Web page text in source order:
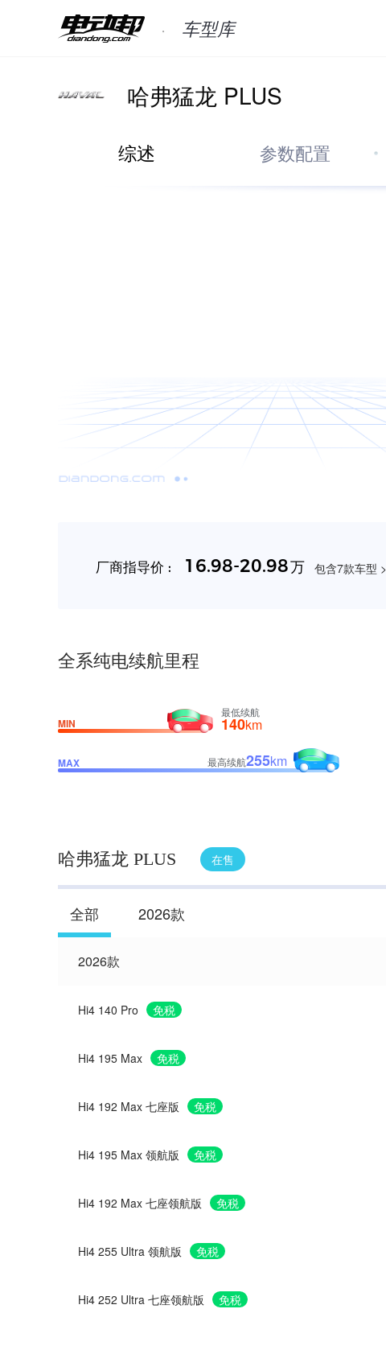
车型库
哈弗猛龙 PLUS
综述 参数配置
厂商指导价 : 16.98-20.98万 包含7款车型 >
全系纯电续航里程
MIN
最低续航
140km
MAX 最高续航255km
哈弗猛龙 PLUS 在售
全部 2026款
2026款
Hi4 140 Pro 免税
Hi4 195 Max 免税
Hi4 192 Max 七座版 免税
Hi4 195 Max 领航版 免税
Hi4 192 Max 七座领航版 免税
Hi4 255 Ultra 领航版 免税
Hi4 252 Ultra 七座领航版 免税